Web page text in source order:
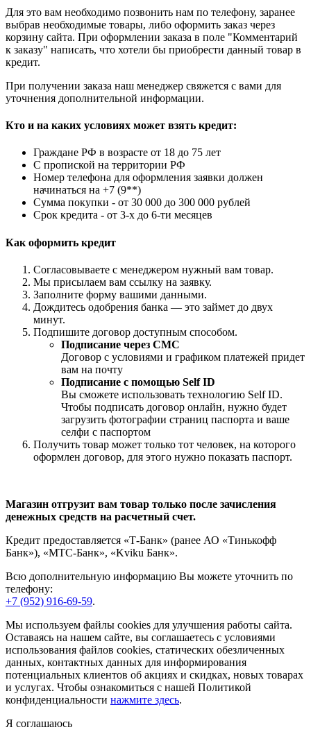
Для это вам необходимо позвонить нам по телефону, заранее
выбрав необходимые товары, либо оформить заказ через
корзину сайта. При оформлении заказа в поле "Комментарий
к заказу" написать, что хотели бы приобрести данный товар в
кредит.
При получении заказа наш менеджер свяжется с вами для
уточнения дополнительной информации.
Кто и на каких условиях может взять кредит:
Граждане РФ в возрасте от 18 до 75 лет
С пропиской на территории РФ
Номер телефона для оформления заявки должен
начинаться на +7 (9**)
Сумма покупки - от 30 000 до 300 000 рублей
Срок кредита - от 3-х до 6-ти месяцев
Как оформить кредит
Согласовываете с менеджером нужный вам товар.
Мы присылаем вам ссылку на заявку.
Заполните форму вашими данными.
Дождитесь одобрения банка — это займет до двух
минут.
Подпишите договор доступным способом.
Подписание через СМС
Договор с условиями и графиком платежей придет
вам на почту
Подписание с помощью Self ID
Вы сможете использовать технологию Self ID.
Чтобы подписать договор онлайн, нужно будет
загрузить фотографии страниц паспорта и ваше
селфи с паспортом
Получить товар может только тот человек, на которого
оформлен договор, для этого нужно показать паспорт.
Магазин отгрузит вам товар только после зачисления
денежных средств на расчетный счет.
Кредит предоставляется «Т-Банк» (ранее АО «Тинькофф
Банк»), «МТС-Банк», «Kviku Банк».
Всю дополнительную информацию Вы можете уточнить по
телефону:
+7 (952) 916-69-59.
Мы используем файлы cookies для улучшения работы сайта.
Оставаясь на нашем сайте, вы соглашаетесь с условиями
использования файлов cookies, статических обезличенных
данных, контактных данных для информирования
потенциальных клиентов об акциях и скидках, новых товарах
и услугах. Чтобы ознакомиться с нашей Политикой
конфиденциальности нажмите здесь.
Я соглашаюсь